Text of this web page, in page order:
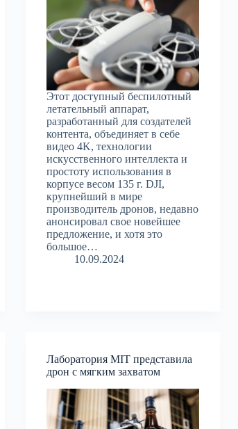
Этот доступный беспилотный
летательный аппарат,
разработанный для создателей
контента, объединяет в себе
видео 4K, технологии
искусственного интеллекта и
простоту использования в
корпусе весом 135 г. DJI,
крупнейший в мире
производитель дронов, недавно
анонсировал свое новейшее
предложение, и хотя это
большое…
10.09.2024
Лаборатория MIT представила
дрон с мягким захватом